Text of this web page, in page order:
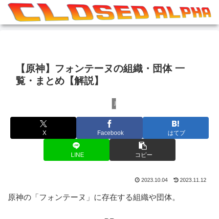
【原神】フォンテーヌの組織・団体 一
覧・まとめ【解説】
原神
X Facebook はてブ
LINE コピー
2023.10.04 2023.11.12
原神の「フォンテーヌ」に存在する組織や団体。